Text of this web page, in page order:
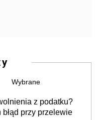
Wybrane
z podatku?
przy przelewie